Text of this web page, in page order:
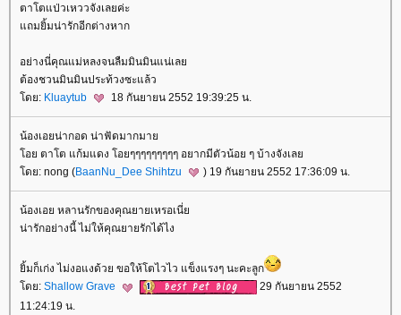
ตาโตแป่วเหววจังเลยค่ะ
ถมยิ้มน่ารักอีกต่างหาก
อย่างนี่คุณแม่หลงจนลืมมินมินแน่เล
ต้องชวนมินมินประท้วงซะแล้ว
ดย: Kluaytub 18 กันยายน 2552 19:39:25 น.
น้องเอยน่ากอด น่าฟัดมากมา
อย ตาโต แก้มแดง โอยๆๆๆๆๆๆๆๆๆ อยากมีตัวน้อย ๆ บ้างจังเล
ดย: nong (BaanNu_Dee Shihtzu ) 19 กันยายน 2552 17:36:09 น.
น้องเอย หลานรักของคุณยายเหรอเนี่
น่ารักอย่างนี้ ไม่ให้คุณยายรักได้ไง
ิ้มก็เก่ง ไม่งอแงด้วย ขอให้โตไวไว แข็งแรงๆ นะคะลูก
ดย: Shallow Grave
29 กันยายน 2552
11:24:19 น.